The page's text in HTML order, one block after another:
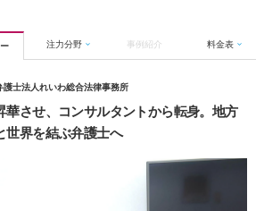
注力分野 事例紹介 料金表
士法人れいわ総合法律事務所
華させ、コンサルタントから転身。地方
世界を結ぶ弁護士へ